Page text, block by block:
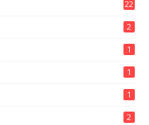
22
2
1
1
1
2